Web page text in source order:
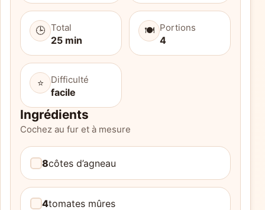
🕒 Total
25 min
🍽️ Portions
4
⭐ Difficulté
facile
Ingrédients
Cochez au fur et à mesure
8côtes d’agneau
4tomates mûres